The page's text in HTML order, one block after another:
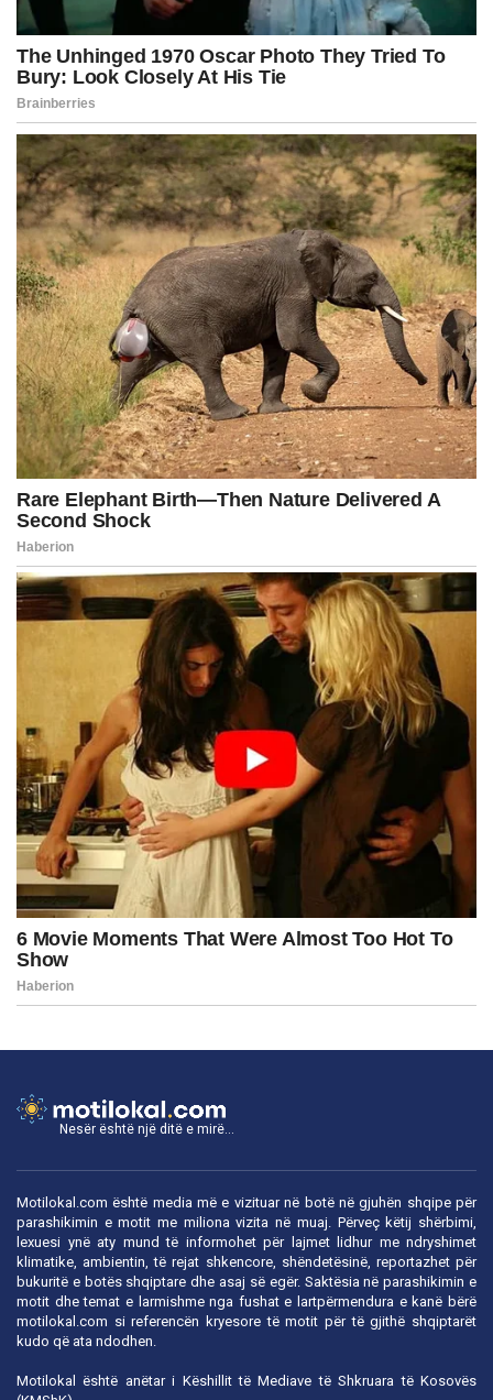
Nesër është një ditë e mirë...
Motilokal.com është media më e vizituar në botë në gjuhën shqipe për
parashikimin e motit me miliona vizita në muaj. Përveç këtij shërbimi,
lexuesi ynë aty mund të informohet për lajmet lidhur me ndryshimet
klimatike, ambientin, të rejat shkencore, shëndetësinë, reportazhet për
bukuritë e botës shqiptare dhe asaj së egër. Saktësia në parashikimin e
motit dhe temat e larmishme nga fushat e lartpërmendura e kanë bërë
motilokal.com si referencën kryesore të motit për të gjithë shqiptarët
kudo që ata ndodhen.
Motilokal është anëtar i Këshillit të Mediave të Shkruara të Kosovës